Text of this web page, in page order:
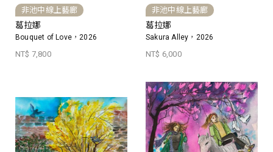
非池中線上藝廊
葛拉娜
Bouquet of Love，2026
NT$ 7,800
非池中線上藝廊
葛拉娜
Sakura Alley，2026
NT$ 6,000